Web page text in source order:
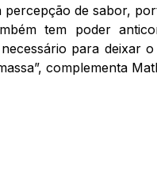
de sabor,
tem poder
para deixar
complementa